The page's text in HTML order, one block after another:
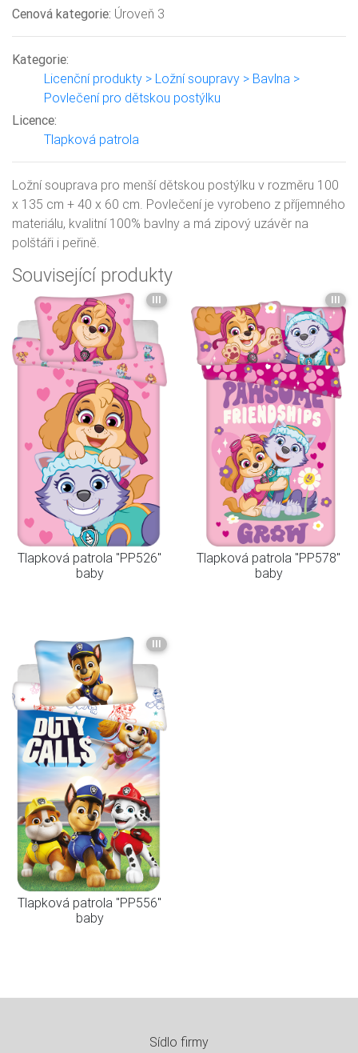
Cenová kategorie: Úroveň 3
Kategorie:
Licenční produkty > Ložní soupravy > Bavlna >
Povlečení pro dětskou postýlku
Licence:
Tlapková patrola
Ložní souprava pro menší dětskou postýlku v rozměru 100
x 135 cm + 40 x 60 cm. Povlečení je vyrobeno z příjemného
materiálu, kvalitní 100% bavlny a má zipový uzávěr na
polštáři i peřině.
Související produkty
III
Tlapková patrola "PP526"
baby
III
Tlapková patrola "PP578"
baby
III
Tlapková patrola "PP556"
baby
Sídlo firmy